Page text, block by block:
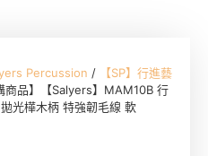
Percussion /
【SP】行進藝
商品】【Salyers】MAM10B 行
光樺木柄 特強韌毛線 軟